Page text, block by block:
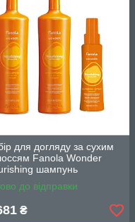
для догляду за сухим
Fanola Wonder
шампунь
спрей 150мл
до відправки
₴